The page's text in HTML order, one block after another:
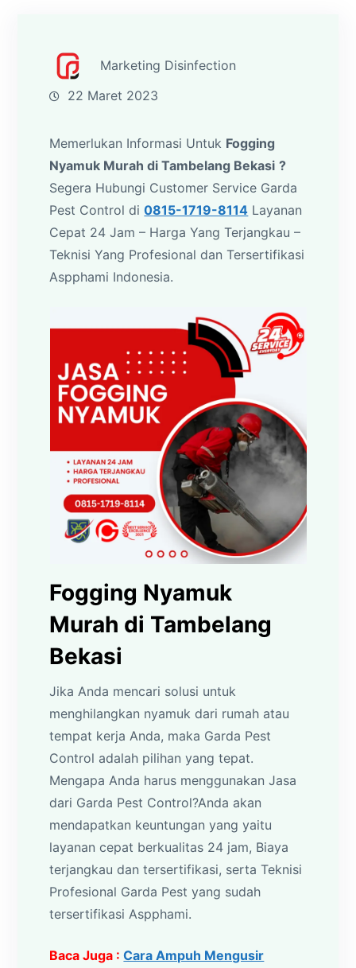
Marketing Disinfection
22 Maret 2023
Memerlukan Informasi Untuk Fogging
Nyamuk Murah di Tambelang Bekasi ?
Segera Hubungi Customer Service Garda
Pest Control di0815-1719-8114 Layanan
Cepat 24 Jam – Harga Yang Terjangkau –
Teknisi Yang Profesional dan Tersertifikasi
Aspphami Indonesia.
Fogging Nyamuk
Murah di Tambelang
Bekasi
Jika Anda mencari solusi untuk
menghilangkan nyamuk dari rumah atau
tempat kerja Anda, maka Garda Pest
Control adalah pilihan yang tepat.
Mengapa Anda harus menggunakan Jasa
dari Garda Pest Control?Anda akan
mendapatkan keuntungan yang yaitu
layanan cepat berkualitas 24 jam, Biaya
terjangkau dan tersertifikasi, serta Teknisi
Profesional Garda Pest yang sudah
tersertifikasi Aspphami.
Baca Juga :Cara Ampuh Mengusir